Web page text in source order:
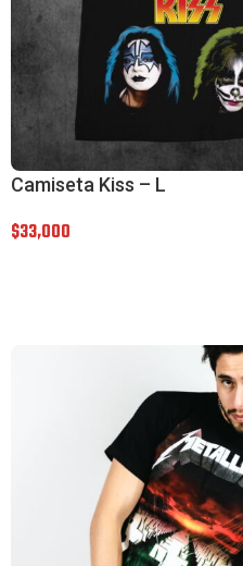
Camiseta Kiss – L
$33,000